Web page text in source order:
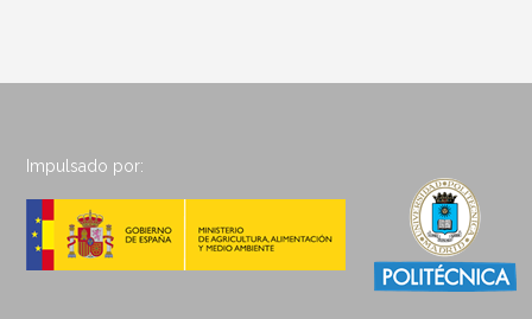
Impulsado por: